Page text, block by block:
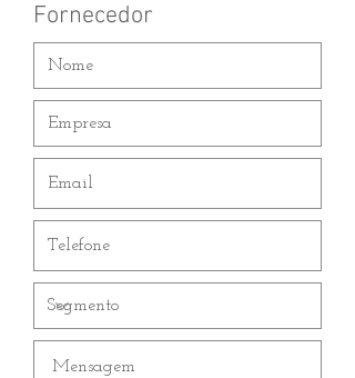
Fornecedor